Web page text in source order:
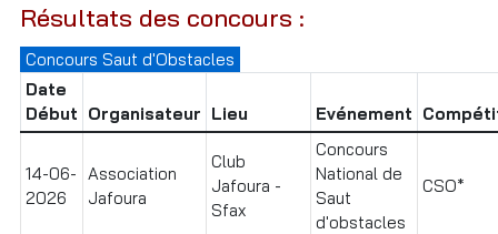
Résultats des concours :
Concours Saut d'Obstacles
Date
Début Organisateur Lieu Evénement
14-06-
2026
Association
Jafoura
Club
Jafoura -
Sfax
Concours
National de
Saut
d'obstacles
CSO*